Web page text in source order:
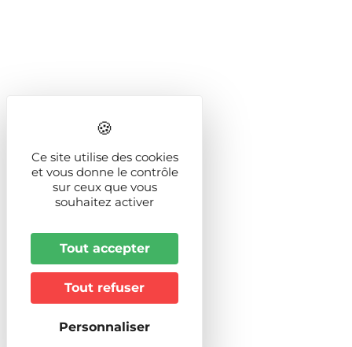
Ce site utilise des cookies
et vous donne le contrôle
sur ceux que vous
souhaitez activer
Tout accepter
Tout refuser
Personnaliser